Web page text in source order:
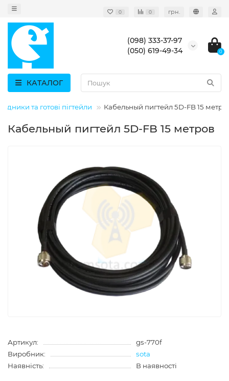
0 0 грн.
(098) 333-37-97
(050) 619-49-34
0
КАТАЛОГ
та готові пігтейли Кабельный пигтейл 5D-FB 15
Кабельный пигтейл 5D-FB 15 метров
Артикул:
gs-770f
Виробник:
sota
Наявність:
В наявності